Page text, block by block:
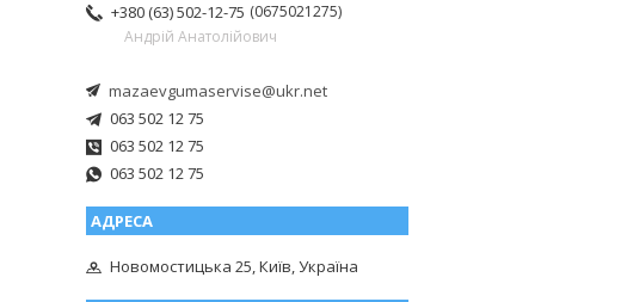
+380 (63) 502-12-75 0675021275
Андрій Анатолійович
mazaevgumaservise@ukr.net
063 502 12 75
063 502 12 75
063 502 12 75
Новомостицька 25, Київ, Україна